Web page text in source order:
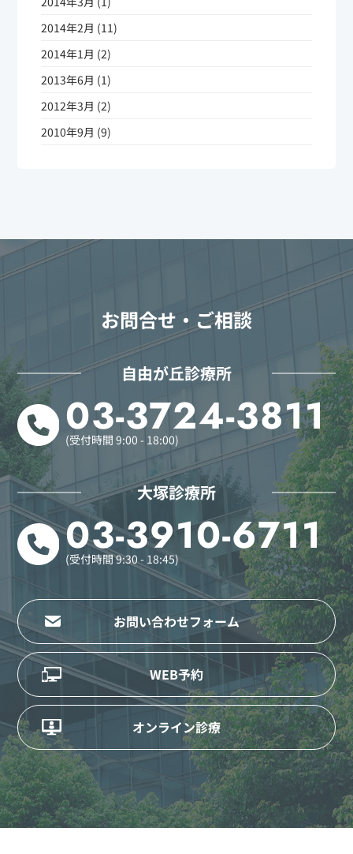
2014年2月 (11)
2014年1月 (2)
2013年6月 (1)
2012年3月 (2)
2010年9月 (9)
お問合せ・ご相談
自由が丘診療所
03-3724-3811
(受付時間 9:00 - 18:00)
大塚診療所
03-3910-6711
(受付時間 9:30 - 18:45)
お問い合わせフォーム
WEB予約
オンライン診療